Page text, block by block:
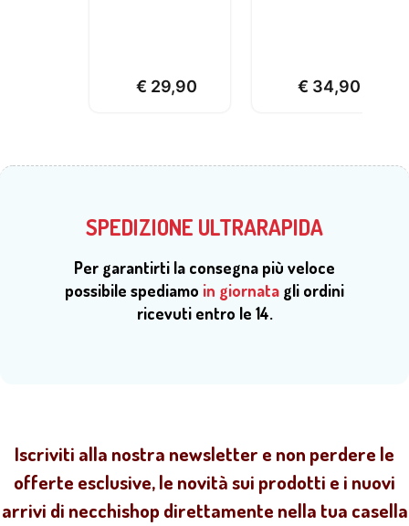
€ 29,90 € 34,90
SPEDIZIONE ULTRARAPIDA
Per garantirti la consegna più veloce
possibile spediamo in giornata gli ordini
ricevuti entro le 14.
Iscriviti alla nostra newsletter e non perdere le
offerte esclusive, le novità sui prodotti e i nuovi
arrivi di necchishop direttamente nella tua casella